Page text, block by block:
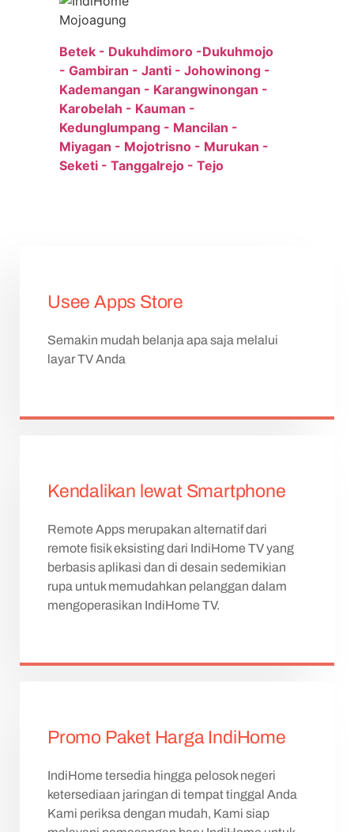
Betek - Dukuhdimoro -Dukuhmojo
- Gambiran - Janti - Johowinong -
Kademangan - Karangwinongan -
Karobelah - Kauman -
Kedunglumpang - Mancilan -
Miyagan - Mojotrisno - Murukan -
Seketi - Tanggalrejo - Tejo
Usee Apps Store
Semakin mudah belanja apa saja melalui
layar TV Anda
Kendalikan lewat Smartphone
Remote Apps merupakan alternatif dari
remote fisik eksisting dari IndiHome TV yang
berbasis aplikasi dan di desain sedemikian
rupa untuk memudahkan pelanggan dalam
mengoperasikan IndiHome TV.
Promo Paket Harga IndiHome
IndiHome tersedia hingga pelosok negeri
ketersediaan jaringan di tempat tinggal Anda
Kami periksa dengan mudah, Kami siap